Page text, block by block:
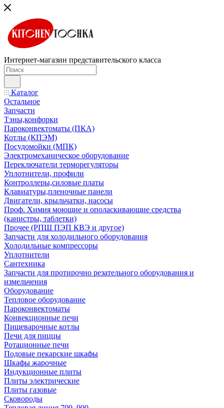
Интернет-магазин представительского класса
Каталог
Остальное
Запчасти
Тэны,конфорки
Пароконвектоматы (ПКА)
Котлы (КПЭМ)
Посудомойки (МПК)
Электромеханическое оборудование
Переключатели терморегуляторы
Уплотнители, профили
Контроллеры,силовые платы
Клавиатуры,пленочные панели
Двигатели, крыльчатки, насосы
Проф. Химия моющие и ополаскивающие средства
(канистры, таблетки)
Прочее (РПШ ПЭП КВЭ и другое)
Запчасти для холодильного оборудования
Холодильные компрессоры
Уплотнители
Сантехника
Запчасти для протирочно резательного оборудования и
измельчения
Оборудование
Тепловое оборудование
Пароконвектоматы
Конвекционные печи
Пищеварочные котлы
Печи для пиццы
Ротационные печи
Подовые пекарские шкафы
Шкафы жарочные
Индукционные плиты
Плиты электрические
Плиты газовые
Сковороды